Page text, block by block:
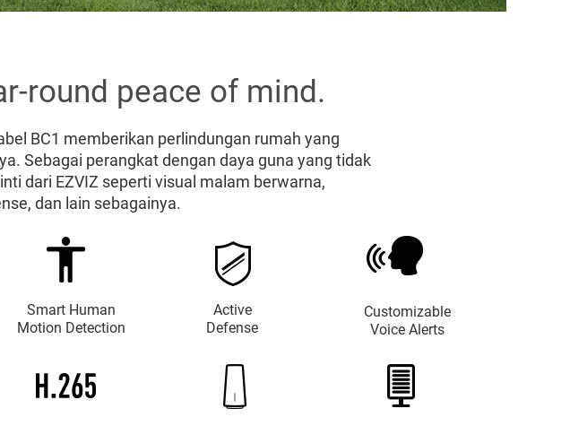
round peace of mind.
BC1 memberikan perlindungan rumah yang
Sebagai perangkat dengan daya guna yang tidak
dari EZVIZ seperti visual malam berwarna,
dan lain sebagainya.
Smart Human
Motion Detection
Active
Defense
Customizable
Voice Alerts